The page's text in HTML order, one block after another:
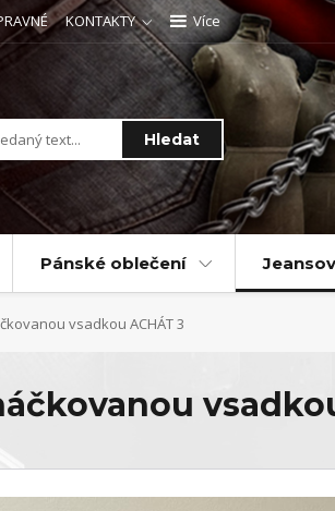
KONTAKTY Více
Hledat
Pánské oblečení
vsadkou ACHÁT 3